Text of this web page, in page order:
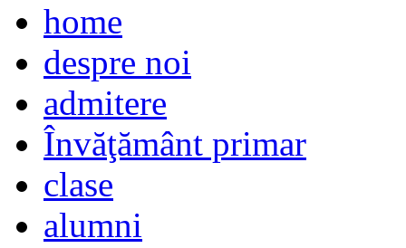
home
despre noi
admitere
Învăţământ primar
clase
alumni